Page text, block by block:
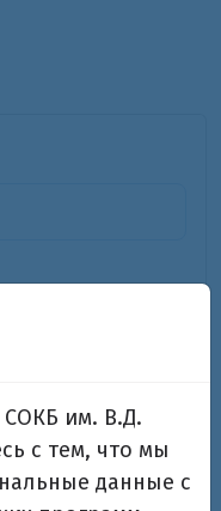
СОКБ им. В.Д.
с тем, что мы
данные с